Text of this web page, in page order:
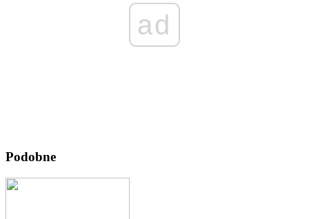
ad
Podobne